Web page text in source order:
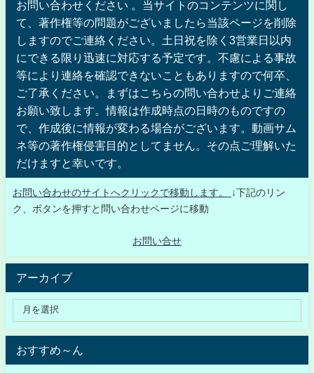
お問い合わせください 。当サイトのコンテンツに関し
て、著作権等の問題がございましたら当該ページを削除
しますのでご連絡ください。土日祝を除く3営業日以内
にできる限り迅速に対応する予定です。不慮による事故
等により連絡を確認できないこともありますので何卒、
ご了承ください。まずはこちらの問い合わせよりご連絡
お願い致します。情報は作成時点の日時のものですの
で、作成後に情報が変わる場合がございます。動画サム
ネ等の著作権侵害目的としてません。その点ご理解いた
だけますと幸いです。
お問い合わせのサイトへクリックで移動します。
↓下記のリン
ク、ボタンを押すと問い合わせページに移動
お問い合せ
アーカイブ
おすすめ～ん